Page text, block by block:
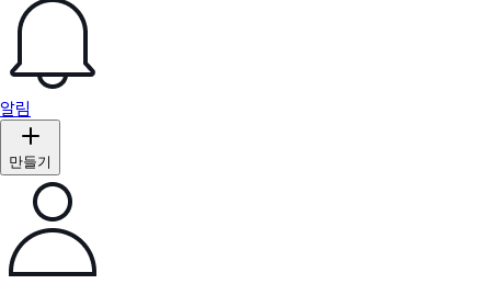
알림
만들기